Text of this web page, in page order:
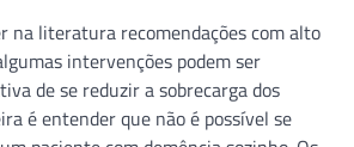
na literatura recomendações com alto
intervenções podem ser
de se reduzir a sobrecarga dos
é entender que não é possível se